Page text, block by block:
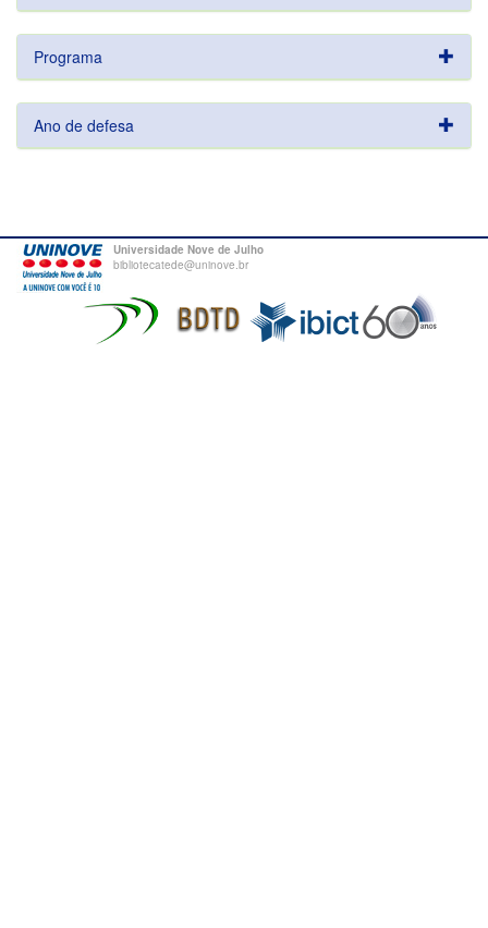
Programa
Ano de defesa
Universidade Nove de Julho
bibliotecatede@uninove.br